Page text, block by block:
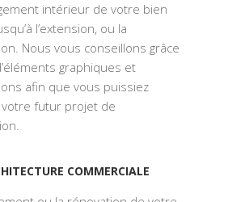
intérieur de votre bien
l’extension, ou la
Nous vous conseillons grâce
graphiques et
afin que vous puissiez
futur projet de
COMMERCIALE